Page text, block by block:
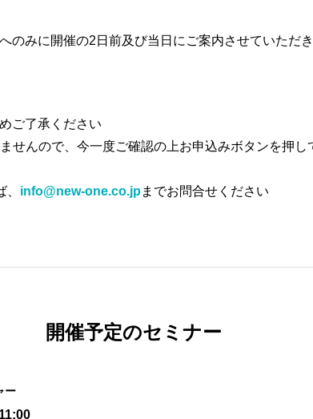
みに開催の2日前及び当日にご案内させていただ
ご了承ください
せんので、今一度ご確認の上お申込みボタンを押し
info@new-one.co.jpまでお問合せください
開催予定のセミナー
ー
11:00